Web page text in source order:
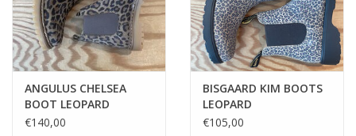
ANGULUS CHELSEA
BOOT LEOPARD
BROWN
€140,00
BISGAARD KIM BOOTS
LEOPARD
€105,00